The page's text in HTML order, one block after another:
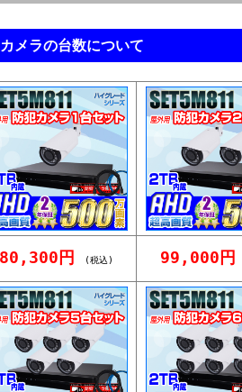
メラの台数について
円 (税込) 99,000円